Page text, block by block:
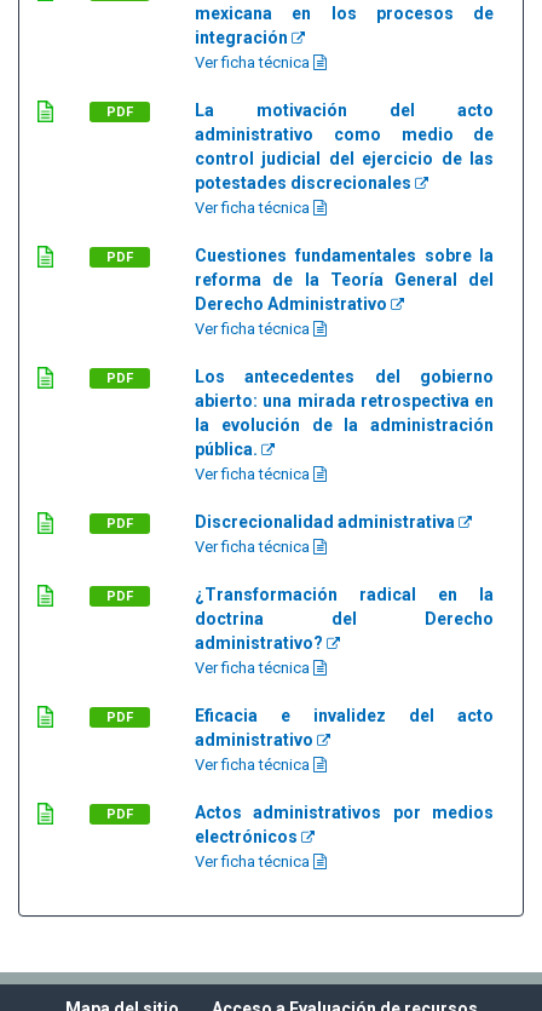
mexicana en los procesos de
integración
Ver ficha técnica
PDF
La motivación del acto
administrativo como medio de
control judicial del ejercicio de las
potestades discrecionales
Ver ficha técnica
PDF
Cuestiones fundamentales sobre la
reforma de la Teoría General del
Derecho Administrativo
Ver ficha técnica
PDF
Los antecedentes del gobierno
abierto: una mirada retrospectiva en
la evolución de la administración
pública.
Ver ficha técnica
PDF Discrecionalidad administrativa
Ver ficha técnica
PDF
¿Transformación radical en la
doctrina del Derecho
administrativo?
Ver ficha técnica
PDF
Eficacia e invalidez del acto
administrativo
Ver ficha técnica
PDF
Actos administrativos por medios
electrónicos
Ver ficha técnica